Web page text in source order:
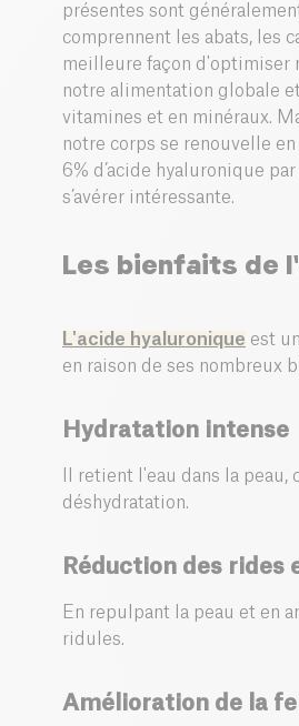
présentes sont
comprennent les abats, les
meilleure façon d'optimiser
notre alimentation globale
vitamines et en minéraux.
notre corps se renouvelle
6% d’acide hyaluronique
s’avérer intéressante.
Les bienfaits de
L'acide hyaluronique est
en raison de ses nombreux
Hydratation intense
Il retient l'eau dans la
déshydratation.
Réduction des rides
En repulpant la peau et en
ridules.
Amélioration de la